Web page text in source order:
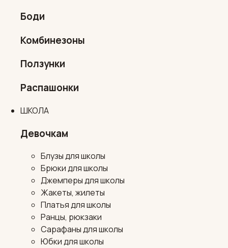
Боди
Комбинезоны
Ползунки
Распашонки
ШКОЛА
Девочкам
Блузы для школы
Брюки для школы
Джемперы для школы
Жакеты, жилеты
Платья для школы
Ранцы, рюкзаки
Сарафаны для школы
Юбки для школы